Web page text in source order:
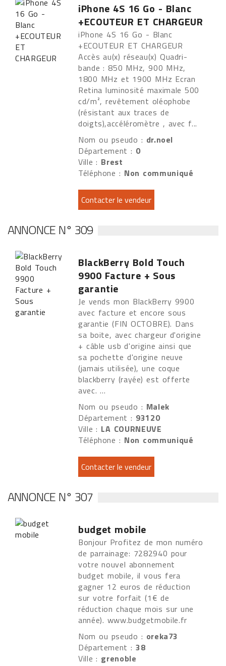
iPhone 4S 16 Go - Blanc
+ECOUTEUR ET CHARGEUR
iPhone 4S 16 Go - Blanc
+ECOUTEUR ET CHARGEUR
Accès au(x) réseau(x) Quadri-
bande : 850 MHz, 900 MHz,
1800 MHz et 1900 MHz Ecran
Retina luminosité maximale 500
cd/m², revêtement oléophobe
(résistant aux traces de
doigts),accéléromètre , avec f...
Nom ou pseudo : dr.noel
Département : 0
Ville : Brest
Téléphone : Non communiqué
ANNONCE N° 309
BlackBerry Bold Touch
9900 Facture + Sous
garantie
Je vends mon BlackBerry 9900
avec facture et encore sous
garantie (FIN OCTOBRE). Dans
sa boite, avec chargeur d'origine
+ câble usb d'origine ainsi que
sa pochette d'origine neuve
(jamais utilisée), une coque
blackberry (rayée) est offerte
avec. ...
Nom ou pseudo : Malek
Département : 93120
Ville : LA COURNEUVE
Téléphone : Non communiqué
ANNONCE N° 307
budget mobile
Bonjour Profitez de mon numéro
de parrainage: 7282940 pour
votre nouvel abonnement
budget mobile, il vous fera
gagner 12 euros de réduction
sur votre forfait (1€ de
réduction chaque mois sur une
année). www.budgetmobile.fr
Nom ou pseudo : oreka73
Département :38
Ville : grenoble